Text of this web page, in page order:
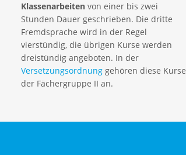
Klassenarbeiten von einer bis zwei
Stunden Dauer geschrieben. Die dritte
Fremdsprache wird in der Regel
vierstündig, die übrigen Kurse werden
dreistündig angeboten. In der
Versetzungsordnung gehören diese Kurse
der Fächergruppe II an.